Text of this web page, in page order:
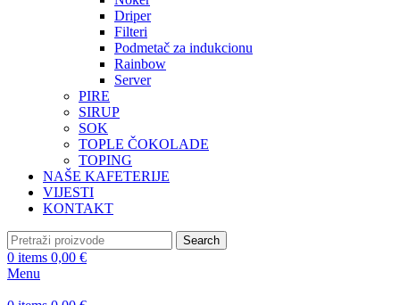
Driper
Filteri
Podmetač za indukcionu
Rainbow
Server
PIRE
SIRUP
SOK
TOPLE ČOKOLADE
TOPING
NAŠE KAFETERIJE
VIJESTI
KONTAKT
Search
0 items 0,00 €
Menu